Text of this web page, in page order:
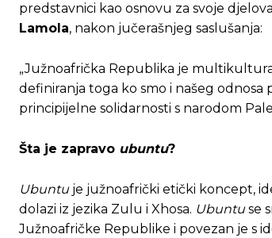
[wpuf_form id=”7463”]
[wpuf_form id=”7463”]
predstavnici kao osnovu za svoje
Lamola, nakon jučerašnjeg saslušanja:
„Južnoafrička Republika je
definiranja toga ko smo i našeg odnosa
principijelne solidarnosti s narodom
Šta je zapravo ubuntu?
Ubuntu je južnoafrički etički koncept,
dolazi iz jezika Zulu i Xhosa. Ubuntu se
Južnoafričke Republike i povezan je s